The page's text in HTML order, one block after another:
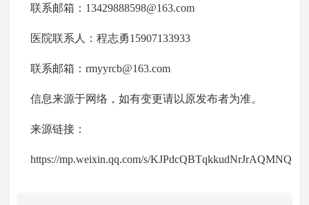
联系邮箱：13429888598@163.com
医院联系人：程志勇15907133933
联系邮箱：rmyyrcb@163.com
信息来源于网络，如有变更请以原发布者为准。
来源链接：
https://mp.weixin.qq.com/s/KJPdcQBTqkkudNrJrAQMNQ